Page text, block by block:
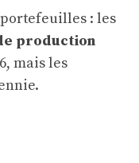
: les
production
mais les